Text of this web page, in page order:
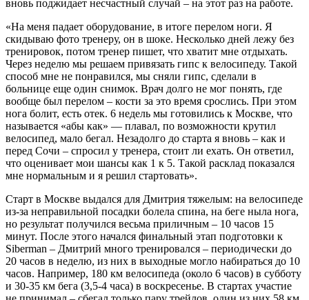
вновь поджидает несчастный случай – на этот раз на работе.
«На меня падает оборудование, в итоге перелом ноги. Я
скидываю фото тренеру, он в шоке. Несколько дней лежу без
тренировок, потом тренер пишет, что хватит мне отдыхать.
Через неделю мы решаем привязать гипс к велосипеду. Такой
способ мне не понравился, мы сняли гипс, сделали в
больнице еще один снимок. Врач долго не мог понять, где
вообще был перелом – кости за это время срослись. При этом
нога болит, есть отек. 6 недель мы готовились к Москве, что
называется «абы как» — плавал, по возможности крутил
велосипед, мало бегал. Незадолго до старта я вновь – как и
перед Сочи – спросил у тренера, стоит ли ехать. Он ответил,
что оценивает мои шансы как 1 к 5. Такой расклад показался
мне нормальным и я решил стартовать».
Старт в Москве выдался для Дмитрия тяжелым: на велосипеде
из-за неправильной посадки болела спина, на беге ныла нога,
но результат получился весьма приличным – 10 часов 15
минут. После этого начался финальный этап подготовки к
Siberman – Дмитрий много тренировался – периодически до
20 часов в неделю, из них в выходные могло набираться до 10
часов. Например, 180 км велосипеда (около 6 часов) в субботу
и 30-35 км бега (3,5-4 часа) в воскресенье. В стартах участие